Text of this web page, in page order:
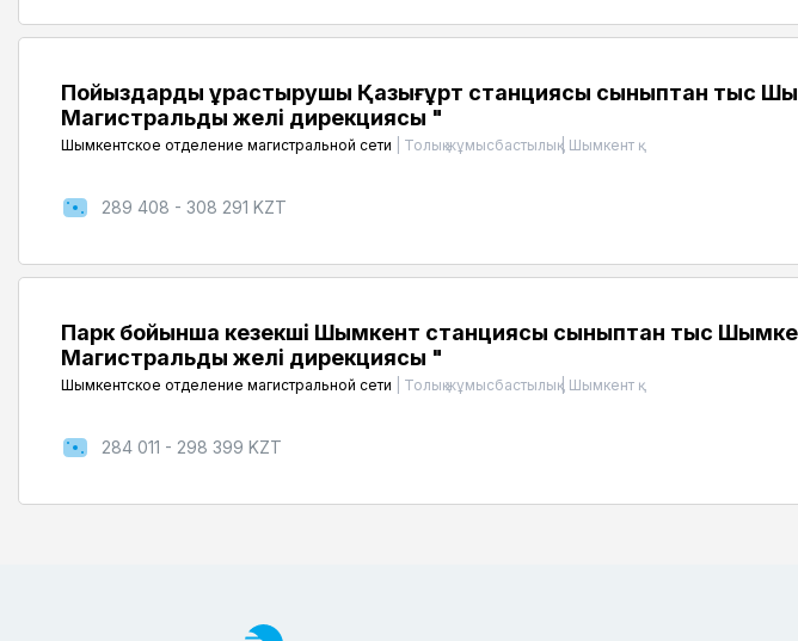
Пойыздарды құрастырушы Қазығұрт станциясы сыныптан тыс
Магистральдық желі дирекциясы "
Шымкентское отделение магистральной сети Толық жұмысбастылық | Шымкент қ.
289 408 - 308 291 KZT
Парк бойынша кезекші Шымкент станциясы сыныптан тыс
Магистральдық желі дирекциясы "
Шымкентское отделение магистральной сети Толық жұмысбастылық | Шымкент қ.
284 011 - 298 399 KZT